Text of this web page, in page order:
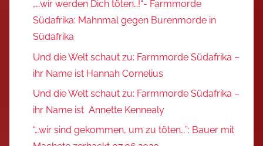
„…wir werden Dich töten…!“- Farmmorde
Südafrika: Mahnmal gegen Burenmorde in
Südafrika
Und die Welt schaut zu: Farmmorde Südafrika –
ihr Name ist Hannah Cornelius
Und die Welt schaut zu: Farmmorde Südafrika –
ihr Name ist Annette Kennealy
“…wir sind gekommen, um zu töten…”: Bauer mit